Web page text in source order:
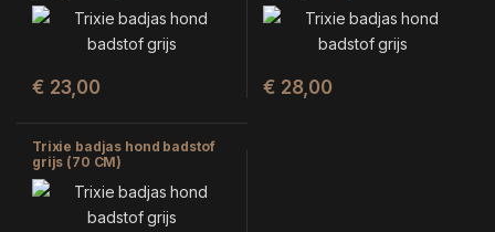
€ 23,00 € 28,00
Trixie badjas hond badstof
grijs (70 CM)